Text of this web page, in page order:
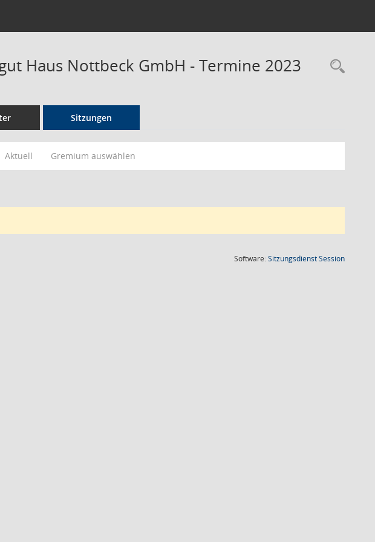
Haus Nottbeck GmbH - Termine 2023
Sitzungen
Aktuell Gremium auswählen
Software:SitzungsdienstSession(Wird in